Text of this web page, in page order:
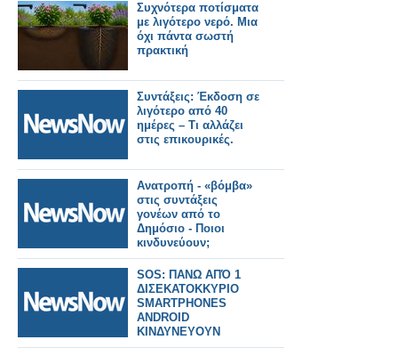
Συχνότερα ποτίσματα
με λιγότερο νερό. Μια
όχι πάντα σωστή
πρακτική
Συντάξεις: Έκδοση σε
λιγότερο από 40
ημέρες – Τι αλλάζει
στις επικουρικές.
Ανατροπή - «βόμβα»
στις συντάξεις
γονέων από το
Δημόσιο - Ποιοι
κινδυνεύουν;
SOS: ΠΑΝΩ ΑΠΌ 1
ΔΙΣΕΚΑΤΟΚΚΥΡΙΟ
SMARTPHONES
ANDROID
ΚΙΝΔΥΝΕΥΟΥΝ